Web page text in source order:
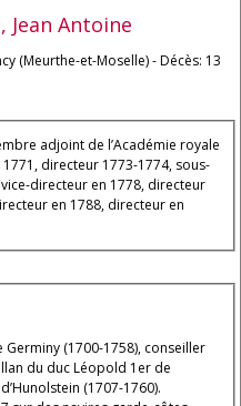
, Jean Antoine
(Meurthe-et-Moselle) - Décès: 13
adjoint de l’Académie royale
directeur 1773-1774, sous-
directeur en 1778, directeur
en 1788, directeur en
Germiny (1700-1758), conseiller
du duc Léopold 1er de
(1707-1760).